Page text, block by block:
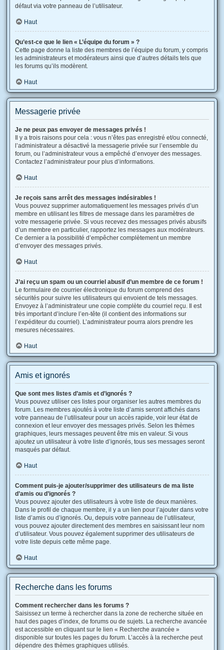
défaut via votre panneau de l’utilisateur.
Haut
Qu’est-ce que le lien « L’équipe du forum » ?
Cette page donne la liste des membres de l’équipe du forum, y compris
les administrateurs et modérateurs ainsi que d’autres détails tels que
les forums qu’ils modèrent.
Haut
Messagerie privée
Je ne peux pas envoyer de messages privés !
Il y a trois raisons pour cela : vous n’êtes pas enregistré et/ou connecté,
l’administrateur a désactivé la messagerie privée sur l’ensemble du
forum, ou l’administrateur vous a empêché d’envoyer des messages.
Contactez l’administrateur pour plus d’informations.
Haut
Je reçois sans arrêt des messages indésirables !
Vous pouvez supprimer automatiquement les messages privés d’un
membre en utilisant les filtres de message dans les paramètres de
votre messagerie privée. Si vous recevez des messages privés abusifs
d’un membre en particulier, rapportez les messages aux modérateurs.
Ce dernier a la possibilité d’empêcher complètement un membre
d’envoyer des messages privés.
Haut
J’ai reçu un spam ou un courriel abusif d’un membre de ce forum !
Le formulaire de courrier électronique du forum comprend des
sécurités pour suivre les utilisateurs qui envoient de tels messages.
Envoyez à l’administrateur une copie complète du courriel reçu. Il est
très important d’inclure l’en-tête (il contient des informations sur
l’expéditeur du courriel). L’administrateur pourra alors prendre les
mesures nécessaires.
Haut
Amis et ignorés
Que sont mes listes d’amis et d’ignorés ?
Vous pouvez utiliser ces listes pour organiser les autres membres du
forum. Les membres ajoutés à votre liste d’amis seront affichés dans
votre panneau de l’utilisateur pour un accès rapide, voir leur état de
connexion et leur envoyer des messages privés. Selon les thèmes
graphiques, leurs messages peuvent être mis en valeur. Si vous
ajoutez un utilisateur à votre liste d’ignorés, tous ses messages seront
masqués par défaut.
Haut
Comment puis-je ajouter/supprimer des utilisateurs de ma liste
d’amis ou d’ignorés ?
Vous pouvez ajouter des utilisateurs à votre liste de deux manières.
Dans le profil de chaque membre, il y a un lien pour l’ajouter dans votre
liste d’amis ou d’ignorés. Ou, depuis votre panneau de l’utilisateur,
vous pouvez ajouter directement des membres en saisissant leur nom
d’utilisateur. Vous pouvez également supprimer des utilisateurs de
votre liste depuis cette même page.
Haut
Recherche dans les forums
Comment rechercher dans les forums ?
Saisissez un terme à rechercher dans la zone de recherche située en
haut des pages d’index, de forums ou de sujets. La recherche avancée
est accessible en cliquant sur le lien « Recherche avancée »
disponible sur toutes les pages du forum. L’accès à la recherche peut
dépendre des thèmes graphiques utilisés.